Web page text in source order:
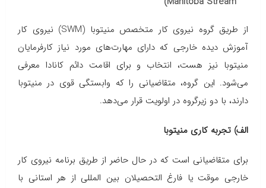
از طریق گروه نیروی کار متخصص منیتوبا (SWM) نیروی‌ کار
آموزش دیده خارجی که دارای مهارت‌های مورد نیاز کارفرمایان
منیتوبا نیز هست، انتخاب و برای اقامت دائم کانادا معرفی
می‌شود. این گروه، متقاضیانی را که وابستگی قوی در منیتوبا
دارند، با دو زیرگروه در اولویت قرار می‌دهد.
الف) تجربه کاری منیتوبا
برای متقاضیانی است که در حال حاضر از طریق برنامه نیروی کار
خارجی موقت یا فارغ التحصیلان بین المللی از هر استانی با